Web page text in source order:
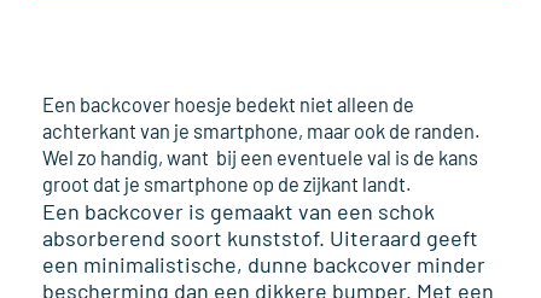
Een backcover hoesje bedekt niet alleen de
achterkant van je smartphone, maar ook de randen.
Wel zo handig, want bij een eventuele val is de kans
groot dat je smartphone op de zijkant landt.
Een backcover is gemaakt van een schok
absorberend soort kunststof. Uiteraard geeft
een minimalistische, dunne backcover minder
bescherming dan een dikkere bumper. Met een